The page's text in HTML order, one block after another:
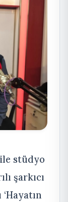
stüdyo
şarkıcı